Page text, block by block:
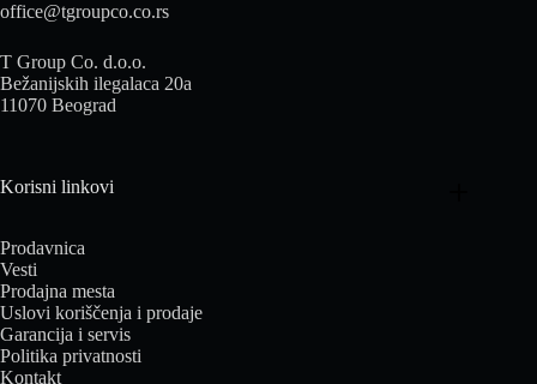
office@tgroupco.co.rs
T Group Co. d.o.o.
Bežanijskih ilegalaca 20a
11070 Beograd
Korisni linkovi
Prodavnica
Vesti
Prodajna mesta
Uslovi koriščenja i prodaje
Garancija i servis
Politika privatnosti
Kontakt